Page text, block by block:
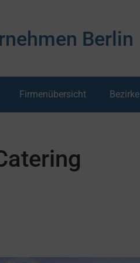
Berlin
Firmenübersicht Bezirke